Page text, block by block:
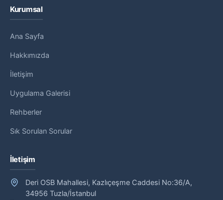
Kurumsal
Ana Sayfa
Hakkımızda
İletişim
Uygulama Galerisi
Rehberler
Sık Sorulan Sorular
İletişim
Deri OSB Mahallesi, Kazlıçeşme Caddesi No:36/A,
34956 Tuzla/İstanbul